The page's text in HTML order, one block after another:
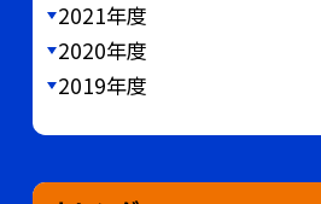
2021年度
2020年度
2019年度